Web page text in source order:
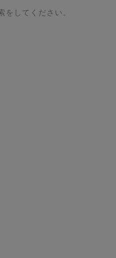
をしてください。